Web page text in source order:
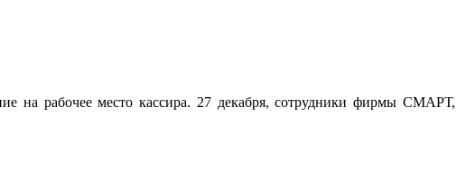
на рабочее место кассира. 27 декабря, сотрудники фирмы СМАРТ,